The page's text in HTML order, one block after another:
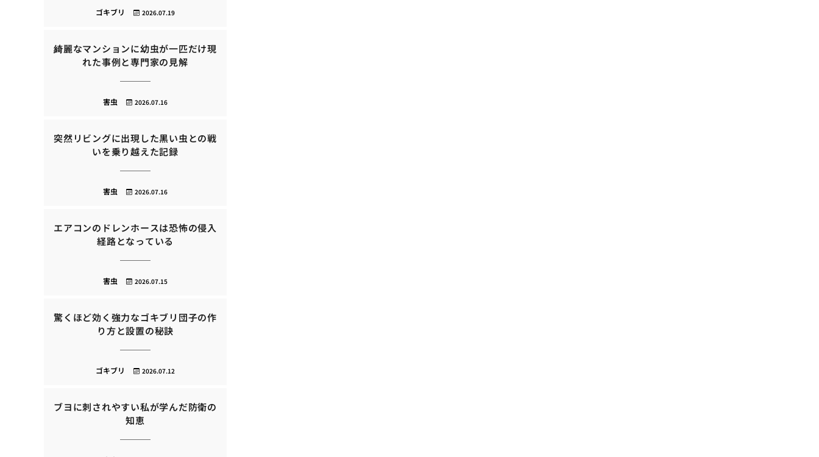
2026.07.19
ゴキブリ
綺麗なマンションに幼虫が一匹だけ現
れた事例と専門家の見解
2026.07.16
害虫
突然リビングに出現した黒い虫との戦
いを乗り越えた記録
2026.07.16
害虫
エアコンのドレンホースは恐怖の侵入
経路となっている
2026.07.15
害虫
驚くほど効く強力なゴキブリ団子の作
り方と設置の秘訣
2026.07.12
ゴキブリ
ブヨに刺されやすい私が学んだ防衛の
知恵